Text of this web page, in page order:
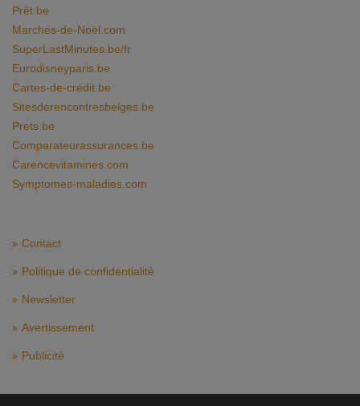
Prêt.be
Marchés-de-Noël.com
SuperLastMinutes.be/fr
Eurodisneyparis.be
Cartes-de-crédit.be
Sitesderencontresbelges.be
Prets.be
Comparateurassurances.be
Carencevitamines.com
Symptomes-maladies.com
Contact
Politique de confidentialité
Newsletter
Avertissement
Publicité